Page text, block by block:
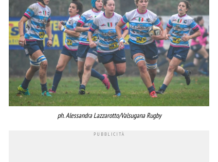
ph. Alessandra Lazzarotto/Valsugana Rugby